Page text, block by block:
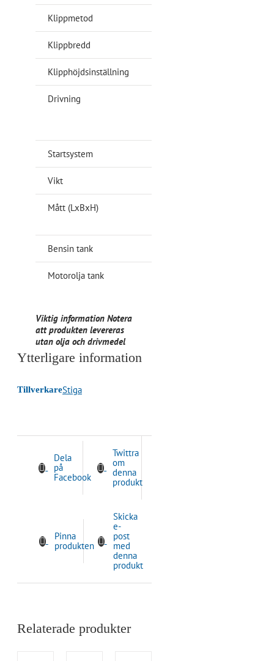
Klippmetod
Klippbredd
Klipphöjdsinställning
Drivning
Startsystem
Vikt
Mått (LxBxH)
Bensin tank
Motorolja tank
Viktig information Notera
att produkten levereras
utan olja och drivmedel
Ytterligare information
TillverkareStiga
Dela
på
Facebook
Twittra
om
denna
produkt
Pinna
produkten
Skicka
e-
post
med
denna
produkt
Relaterade produkter